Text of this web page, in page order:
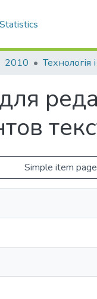
Statistics
2010
Simple item page